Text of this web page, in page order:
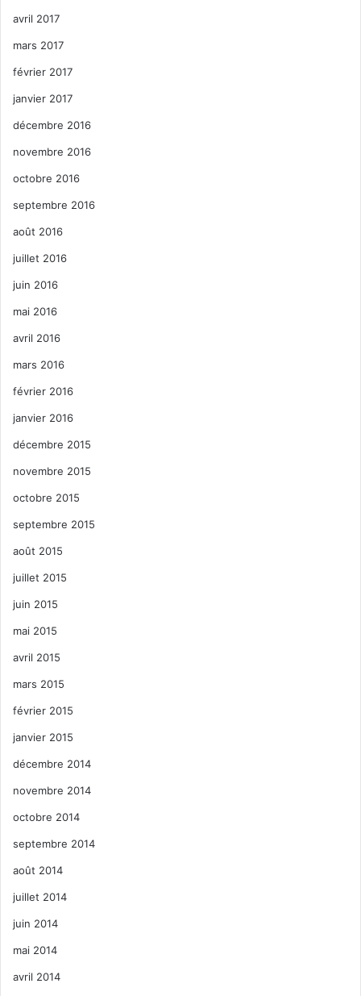
avril 2017
mars 2017
février 2017
janvier 2017
décembre 2016
novembre 2016
octobre 2016
septembre 2016
août 2016
juillet 2016
juin 2016
mai 2016
avril 2016
mars 2016
février 2016
janvier 2016
décembre 2015
novembre 2015
octobre 2015
septembre 2015
août 2015
juillet 2015
juin 2015
mai 2015
avril 2015
mars 2015
février 2015
janvier 2015
décembre 2014
novembre 2014
octobre 2014
septembre 2014
août 2014
juillet 2014
juin 2014
mai 2014
avril 2014